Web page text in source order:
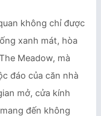
không chỉ được
xanh mát, hòa
Meadow, mà
đáo của căn nhà
mở, cửa kính
đến không